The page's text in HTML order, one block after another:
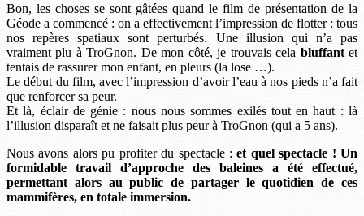
Bon, les choses se sont gâtées quand le film de présentation de la
Géode a commencé : on a effectivement l’impression de flotter : tous
nos repères spatiaux sont perturbés. Une illusion qui n’a pas
vraiment plu à TroGnon. De mon côté, je trouvais cela bluffantet
tentais de rassurer mon enfant, en pleurs (la lose …).
Le début du film, avec l’impression d’avoir l’eau à nos pieds n’a fait
que renforcer sa peur.
Et là, éclair de génie : nous nous sommes exilés tout en haut : là
l’illusion disparaît et ne faisait plus peur à TroGnon (qui a 5 ans).
Nous avons alors pu profiter du spectacle :et quel spectacle ! Un
formidable travail d’approche des baleines a été effectué,
permettant alors au public de partager le quotidien de ces
mammifères, en totale immersion.